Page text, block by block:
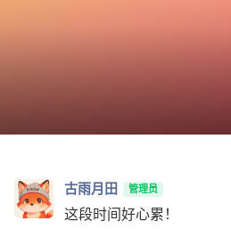
古雨月田 管理员
这段时间好心累！